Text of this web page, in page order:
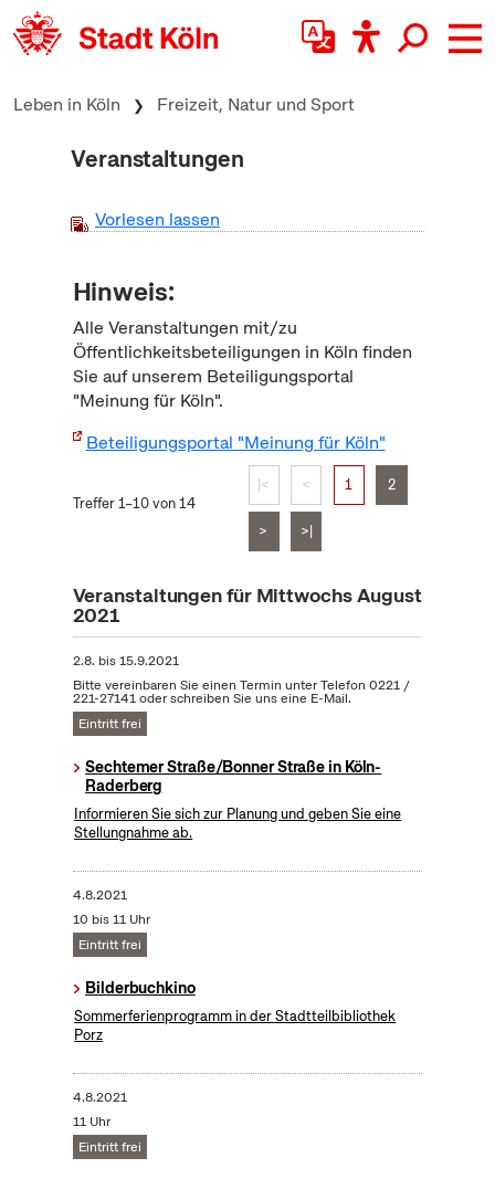
zum Inhalt springen
Leben in Köln Freizeit, Natur und Sport
Veranstaltungen
Vorlesen lassen
Hinweis:
Alle Veranstaltungen mit/zu
Öffentlichkeitsbeteiligungen in Köln finden
Sie auf unserem Beteiligungsportal
"Meinung für Köln".
Beteiligungsportal "Meinung für Köln"
Treffer 1–10 von 14
|< < 1 2
> >|
Veranstaltungen für Mittwochs August
2021
2.8. bis15.9.2021
Bitte vereinbaren Sie einen Termin unter Telefon 0221 /
221-27141 oder schreiben Sie uns eine E-Mail.
Eintritt frei
Sechtemer Straße/Bonner Straße in Köln-
Raderberg
Informieren Sie sich zur Planung und geben Sie eine
Stellungnahme ab.
4.8.2021
10 bis 11 Uhr
Eintritt frei
Bilderbuchkino
Sommerferienprogramm in der Stadtteilbibliothek
Porz
4.8.2021
11 Uhr
Eintritt frei